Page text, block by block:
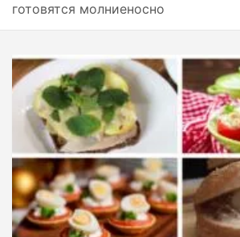
готовятся молниеносно